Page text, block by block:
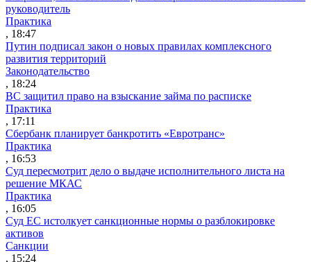
руководитель
Практика
, 18:47
Путин подписал закон о новых правилах комплексного
развития территорий
Законодательство
, 18:24
ВС защитил право на взыскание займа по расписке
Практика
, 17:11
Сбербанк планирует банкротить «Евротранс»
Практика
, 16:53
Суд пересмотрит дело о выдаче исполнительного листа на
решение МКАС
Практика
, 16:05
Суд ЕС истолкует санкционные нормы о разблокировке
активов
Санкции
, 15:24